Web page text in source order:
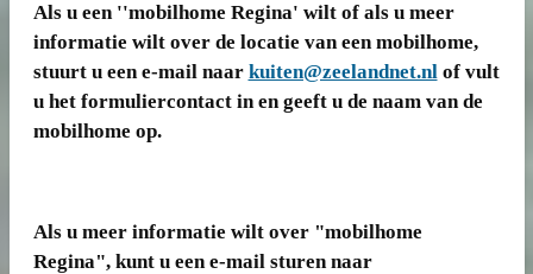
Als u een ''mobilhome Regina' wilt of als u meer
informatie wilt over de locatie van een mobilhome,
stuurt u een e-mail naar kuiten@zeelandnet.nlof vult
u het formuliercontact in en geeft u de naam van de
mobilhome op.
Als u meer informatie wilt over "mobilhome
Regina", kunt u een e-mail sturen naar